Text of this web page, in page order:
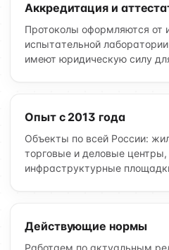
Аккредитация и
Протоколы оформляются от
испытательной
имеют юридическую силу
Опыт с 2013 года
Объекты по всей России:
торговые и деловые
инфраструктурные
Действующие нормы
Работаем по актуальным